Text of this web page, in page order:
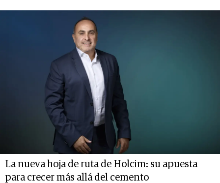
La nueva hoja de ruta de Holcim: su apuesta
para crecer más allá del cemento